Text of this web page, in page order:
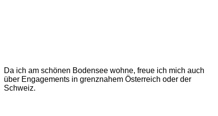
Da ich am schönen Bodensee wohne, freue ich mich auch
über Engagements in grenznahem Österreich oder der
Schweiz.